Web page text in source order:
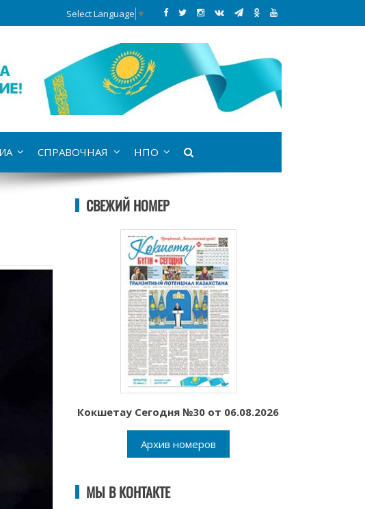
Select Language ▼
СПРАВОЧНАЯ НПО
СВЕЖИЙ НОМЕР
Кокшетау Сегодня №30 от 06.08.2026
Архив номеров
МЫ В КОНТАКТЕ